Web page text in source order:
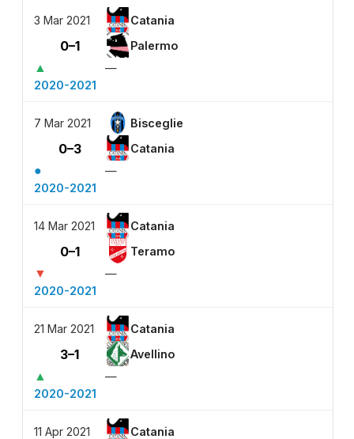
3 Mar 2021 Catania
0–1 Palermo
▲
—
2020-2021
7 Mar 2021 Bisceglie
0–3 Catania
●
—
2020-2021
14 Mar 2021 Catania
0–1 Teramo
▼
—
2020-2021
21 Mar 2021 Catania
3–1 Avellino
▲
—
2020-2021
11 Apr 2021 Catania